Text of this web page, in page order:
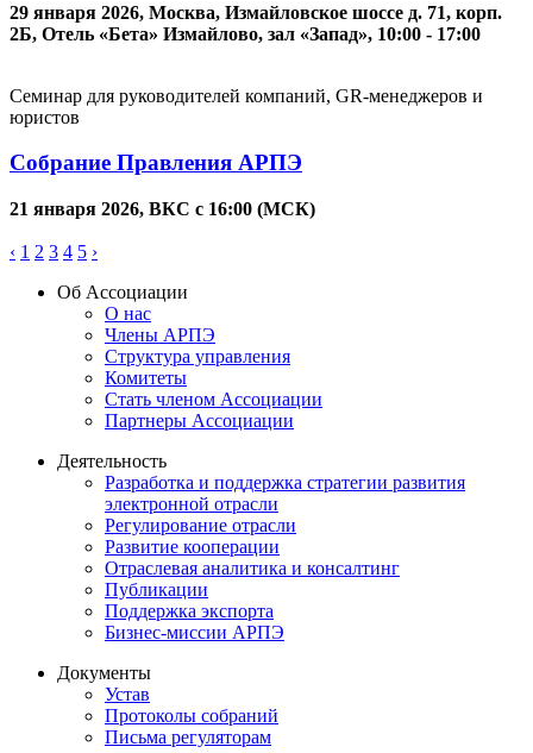
29 января 2026, Москва, Измайловское шоссе д. 71, корп.
2Б, Отель «Бета» Измайлово, зал «Запад», 10:00 - 17:00
Семинар для руководителей компаний, GR-менеджеров и
юристов
Собрание Правления АРПЭ
21 января 2026, ВКС с 16:00 (МСК)
‹ 1 2 3 4 5 ›
Об Ассоциации
О нас
Члены АРПЭ
Структура управления
Комитеты
Стать членом Ассоциации
Партнеры Ассоциации
Деятельность
Разработка и поддержка стратегии развития
электронной отрасли
Регулирование отрасли
Развитие кооперации
Отраслевая аналитика и консалтинг
Публикации
Поддержка экспорта
Бизнес-миссии АРПЭ
Документы
Устав
Протоколы собраний
Письма регуляторам